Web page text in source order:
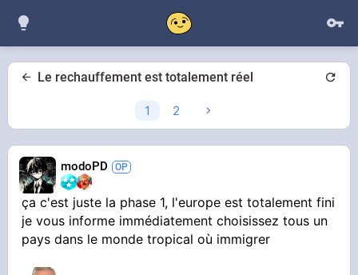
Le rechauffement est totalement réel
1 2
modoPD
ça c'est juste la phase 1, l'europe est totalement fini
je vous informe immédiatement choisissez tous un
pays dans le monde tropical où immigrer